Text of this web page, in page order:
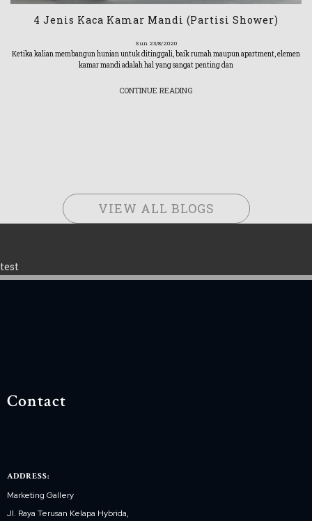
4 Jenis Kaca Kamar Mandi (Partisi Shower)
Sun 23/8/2020
Ketika kalian membangun hunian untuk ditinggali, baik rumah maupun apartment, elemen
kamar mandi adalah hal yang sangat penting dan
CONTINUE READING
VIEW ALL BLOGS
test
Contact
ADDRESS:
Marketing Gallery
Jl. Raya Terusan Kelapa Hybrida,